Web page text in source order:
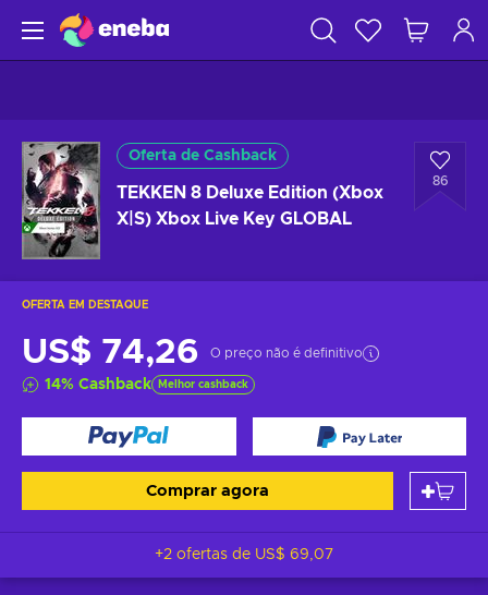
Oferta de Cashback
TEKKEN 8 Deluxe Edition (Xbox
X|S) Xbox Live Key GLOBAL
86
OFERTA EM DESTAQUE
US$ 74,26 O preço não é definitivo
14% Cashback Melhor cashback
Comprar agora
+2 ofertas de US$ 69,07